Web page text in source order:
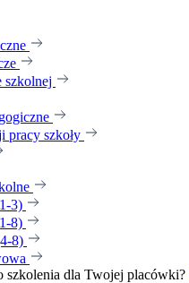
szkolnej
pracy szkoły
3)
8)
8)
szkolenia dla Twojej placówki?